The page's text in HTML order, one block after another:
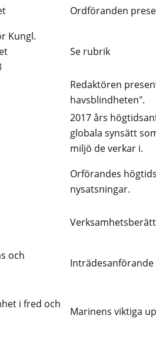
Ordföranden
Kungl.
Se rubrik
Redaktören
havsblindheten".
2017 års
globala synsätt
miljö de verkar i.
Orförandes
nysatsningar.
och
Inträdesanförande
i fred och
Marinens viktiga